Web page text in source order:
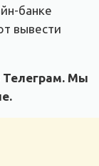
банке
вывести
Телеграм. Мы